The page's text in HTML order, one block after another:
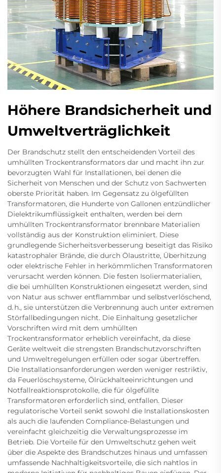
Höhere Brandsicherheit und
Umweltverträglichkeit
Der Brandschutz stellt den entscheidenden Vorteil des
umhüllten Trockentransformators dar und macht ihn zur
bevorzugten Wahl für Installationen, bei denen die
Sicherheit von Menschen und der Schutz von Sachwerten
oberste Priorität haben. Im Gegensatz zu ölgefüllten
Transformatoren, die Hunderte von Gallonen entzündlicher
Dielektrikumflüssigkeit enthalten, werden bei dem
umhüllten Trockentransformator brennbare Materialien
vollständig aus der Konstruktion eliminiert. Diese
grundlegende Sicherheitsverbesserung beseitigt das Risiko
katastrophaler Brände, die durch Ölaustritte, Überhitzung
oder elektrische Fehler in herkömmlichen Transformatoren
verursacht werden können. Die festen Isoliermaterialien,
die bei umhüllten Konstruktionen eingesetzt werden, sind
von Natur aus schwer entflammbar und selbstverlöschend,
d. h., sie unterstützen die Verbrennung auch unter extremen
Störfallbedingungen nicht. Die Einhaltung gesetzlicher
Vorschriften wird mit dem umhüllten
Trockentransformator erheblich vereinfacht, da diese
Geräte weltweit die strengsten Brandschutzvorschriften
und Umweltregelungen erfüllen oder sogar übertreffen.
Die Installationsanforderungen werden weniger restriktiv,
da Feuerlöschsysteme, Ölrückhalteeinrichtungen und
Notfallreaktionsprotokolle, die für ölgefüllte
Transformatoren erforderlich sind, entfallen. Dieser
regulatorische Vorteil senkt sowohl die Installationskosten
als auch die laufenden Compliance-Belastungen und
vereinfacht gleichzeitig die Verwaltungsprozesse im
Betrieb. Die Vorteile für den Umweltschutz gehen weit
über die Aspekte des Brandschutzes hinaus und umfassen
umfassende Nachhaltigkeitsvorteile, die sich nahtlos in